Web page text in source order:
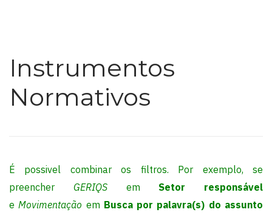
Instrumentos
Normativos
É possivel combinar os filtros. Por exemplo, se
preencher GERIQSemSetor responsável
eMovimentação em Busca por palavra(s) do assunto